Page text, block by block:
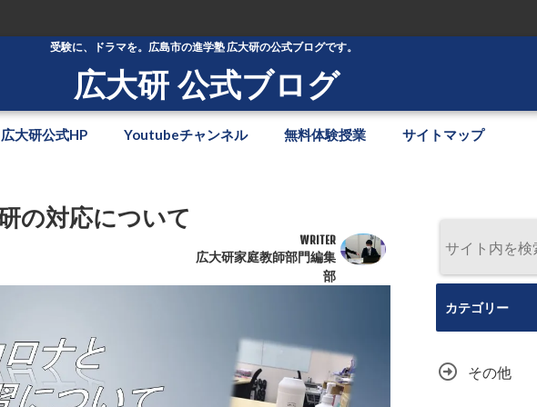
受験に、ドラマを。広島市の進学塾 広大研の公式ブログです。
広大研 公式ブログ
広大研公式HP Youtubeチャンネル 無料体験授業 サイトマップ
の対応について
WRITER
広大研家庭教師部門編集
部
カテゴリー
その他